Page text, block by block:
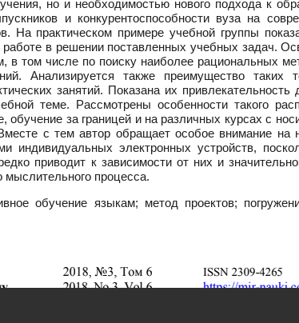
но и необходимостью нового подхода к
и конкурентоспособности вуза на
На практическом примере учебной группы
работе в решении поставленных учебных задач.
в том числе по поиску наиболее рациональных
Анализируется также преимущество таких
занятий. Показана их привлекательность
теме. Рассмотрены особенности такого
обучение за границей и на различных курсах с
с тем автор обращает особое внимание на
индивидуальных электронных устройств,
приводит к зависимости от них и
процесса.
обучение языкам; метод проектов;